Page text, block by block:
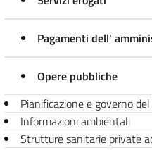
Pagamenti dell'
Opere pubbliche
Pianificazione e governo
Informazioni ambientali
Strutture sanitarie private